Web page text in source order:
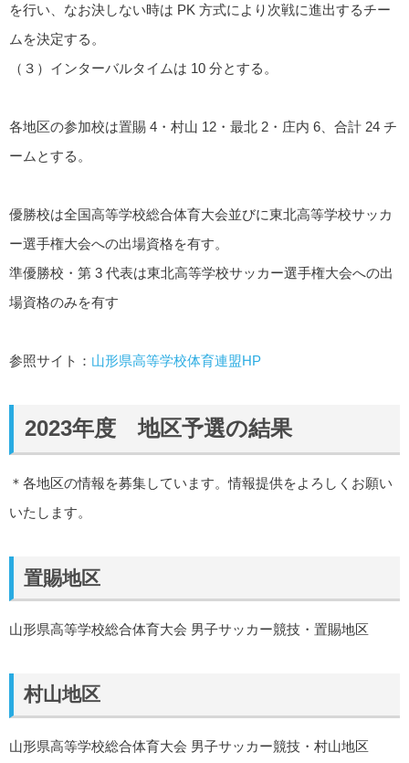
を行い、なお決しない時は PK 方式により次戦に進出するチー
ムを決定する。
（３）インターバルタイムは 10 分とする。
各地区の参加校は置賜 4・村山 12・最北 2・庄内 6、合計 24 チ
ームとする。
優勝校は全国高等学校総合体育大会並びに東北高等学校サッカ
ー選手権大会への出場資格を有す。
準優勝校・第 3 代表は東北高等学校サッカー選手権大会への出
場資格のみを有す
参照サイト： 山形県高等学校体育連盟HP
2023年度 地区予選の結果
＊各地区の情報を募集しています。情報提供をよろしくお願い
いたします。
置賜地区
山形県高等学校総合体育大会 男子サッカー競技・置賜地区
村山地区
山形県高等学校総合体育大会 男子サッカー競技・村山地区